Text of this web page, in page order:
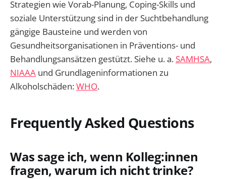
Strategien wie Vorab-Planung, Coping-Skills und
soziale Unterstützung sind in der Suchtbehandlung
gängige Bausteine und werden von
Gesundheitsorganisationen in Präventions- und
Behandlungsansätzen gestützt. Siehe u. a. SAMHSA,
NIAAA und Grundlageninformationen zu
Alkoholschäden:WHO.
Frequently Asked Questions
Was sage ich, wenn Kolleg:innen
fragen, warum ich nicht trinke?